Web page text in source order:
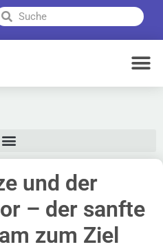
und der
– der sanfte
zum Ziel